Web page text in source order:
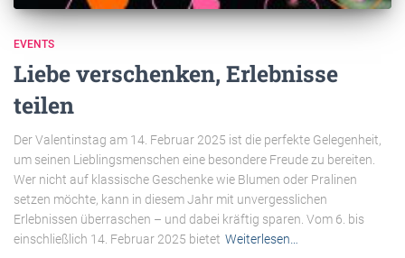
EVENTS
Liebe verschenken, Erlebnisse
teilen
Der Valentinstag am 14. Februar 2025 ist die perfekte Gelegenheit,
um seinen Lieblingsmenschen eine besondere Freude zu bereiten.
Wer nicht auf klassische Geschenke wie Blumen oder Pralinen
setzen möchte, kann in diesem Jahr mit unvergesslichen
Erlebnissen überraschen – und dabei kräftig sparen. Vom 6. bis
einschließlich 14. Februar 2025 bietet Weiterlesen…